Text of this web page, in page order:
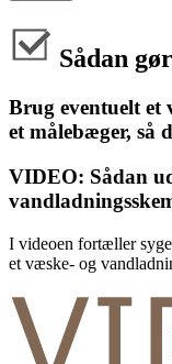
Sådan
Brug eventuelt et
et målebæger, så
VIDEO: Sådan
I videoen fortæller
et væske- og